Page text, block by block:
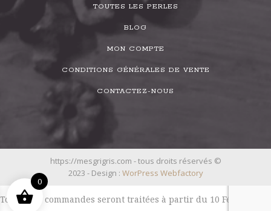
TOUTES LES PERLES
BLOG
MON COMPTE
CONDITIONS GÉNÉRALES DE VENTE
CONTACTEZ-NOUS
https://mesgrigris.com - tous droits réservés ©
2023 - Design : WorPress Webfactory
Toutes les commandes seront traitées à partir du 10 Février
0